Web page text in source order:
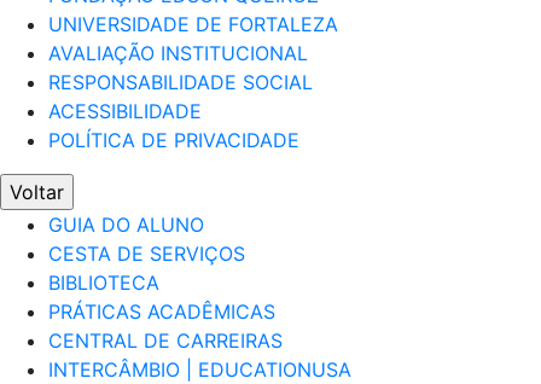
UNIVERSIDADE DE FORTALEZA
AVALIAÇÃO INSTITUCIONAL
RESPONSABILIDADE SOCIAL
ACESSIBILIDADE
POLÍTICA DE PRIVACIDADE
Voltar
GUIA DO ALUNO
CESTA DE SERVIÇOS
BIBLIOTECA
PRÁTICAS ACADÊMICAS
CENTRAL DE CARREIRAS
INTERCÂMBIO | EDUCATIONUSA